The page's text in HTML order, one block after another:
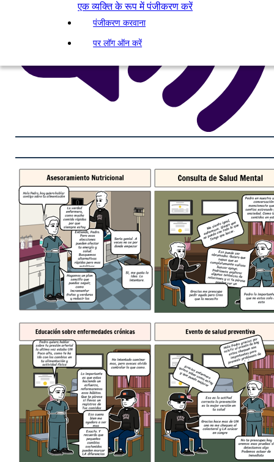
एक व्यक्ति के रूप में पंजीकरण करें
पंजीकरण करवाना
पर लॉग ऑन करें